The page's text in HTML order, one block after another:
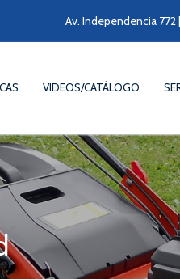
Av. Independencia 772
VIDEOS/CATÁLOGO